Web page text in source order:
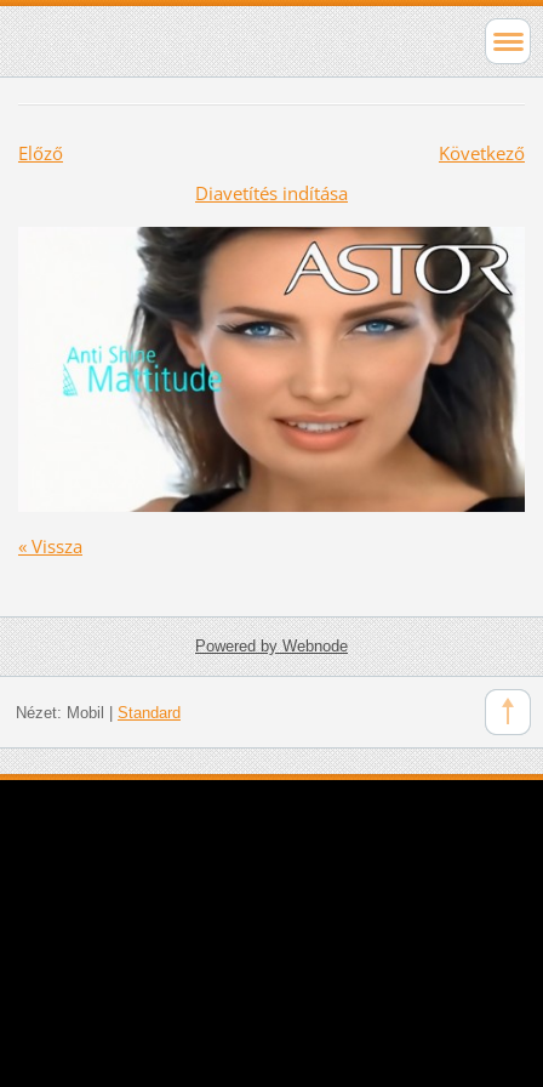
Előző
Következő
Diavetítés indítása
« Vissza
Powered by Webnode
Nézet: Mobil Standard